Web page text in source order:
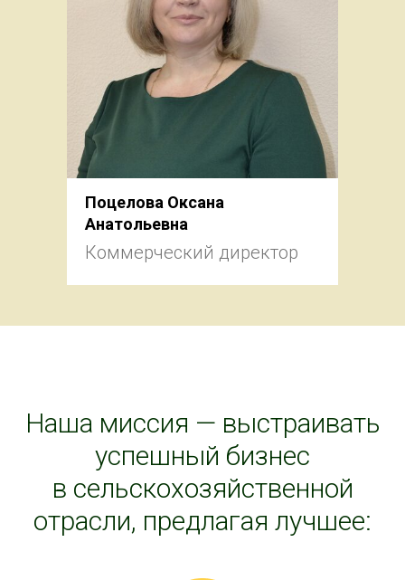
Поцелова Оксана
Анатольевна
Коммерческий директор
Наша миссия — выстраивать
успешный бизнес
в сельскохозяйственной
отрасли, предлагая лучшее: